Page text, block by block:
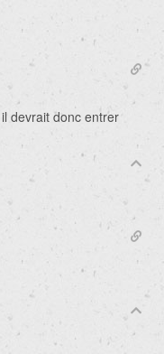
devrait donc entrer